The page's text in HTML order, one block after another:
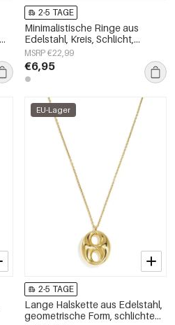
2-5 TAGE
Minimalistische Ringe aus
Edelstahl, Kreis, Schlicht,
Alltagsschmuck,
Damenschmuck
MSRP €22,99
€6,95
EU-Lager
2-5 TAGE
Lange Halskette aus Edelstahl,
geometrische Form, schlichte